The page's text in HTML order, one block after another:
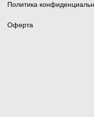
Политика
Оферта